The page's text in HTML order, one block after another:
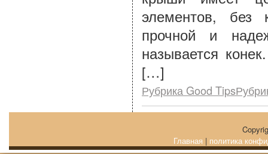
элементов, без
прочной и
называется
[…]
Рубрика Good
Главная | политика